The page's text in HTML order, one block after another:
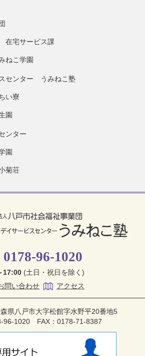
在宅サービス課
ねこ学園
センター うみねこ塾
い寮
園
ンター
園
菊荘
0178-96-1020
17:00 (土日・祝日を除く)
問い合わせ
アクセス
県八戸市大字松館字水野平20番地5
96-1020 FAX：0178-71-8387